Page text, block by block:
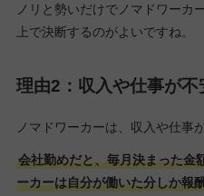
ノリと勢いだけでノマドワーカ
上で決断するのがよいですね。
理由2：収入や仕事が不
ノマドワーカーは、収入や仕事
会社勤めだと、毎月決まった金
ーカーは自分が働いた分しか報